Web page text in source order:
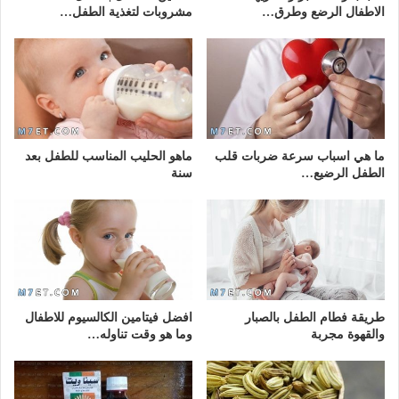
الاطفال الرضع وطرق…
مشروبات لتغذية الطفل…
ما هي اسباب سرعة ضربات قلب
الطفل الرضيع…
ماهو الحليب المناسب للطفل بعد
سنة
طريقة فطام الطفل بالصبار
والقهوة مجربة
افضل فيتامين الكالسيوم للاطفال
وما هو وقت تناوله…